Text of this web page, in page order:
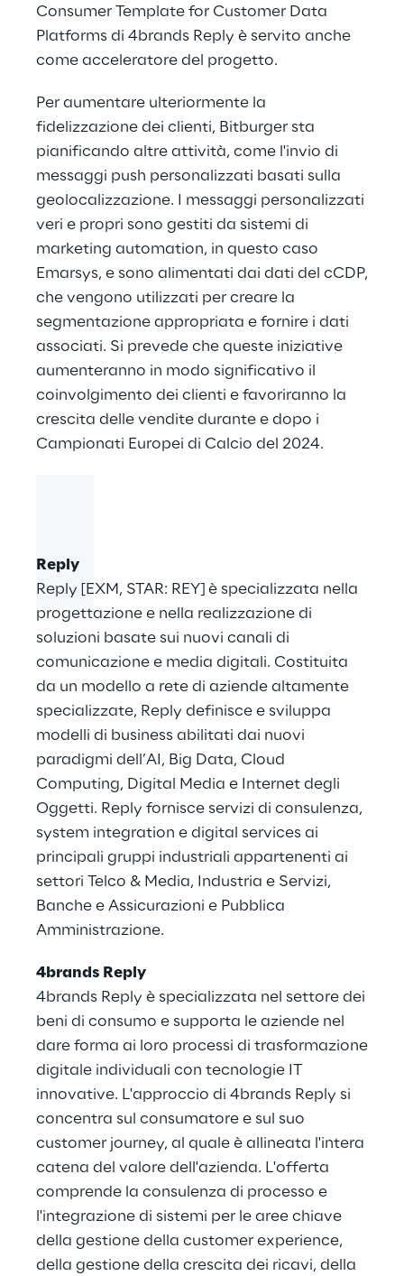
Consumer Template for Customer Data
Platforms di 4brands Reply è servito anche
come acceleratore del progetto.
Per aumentare ulteriormente la
fidelizzazione dei clienti, Bitburger sta
pianificando altre attività, come l'invio di
messaggi push personalizzati basati sulla
geolocalizzazione. I messaggi personalizzati
veri e propri sono gestiti da sistemi di
marketing automation, in questo caso
Emarsys, e sono alimentati dai dati del cCDP,
che vengono utilizzati per creare la
segmentazione appropriata e fornire i dati
associati. Si prevede che queste iniziative
aumenteranno in modo significativo il
coinvolgimento dei clienti e favoriranno la
crescita delle vendite durante e dopo i
Campionati Europei di Calcio del 2024.
Reply
Reply [EXM, STAR: REY] è specializzata nella
progettazione e nella realizzazione di
soluzioni basate sui nuovi canali di
comunicazione e media digitali. Costituita
da un modello a rete di aziende altamente
specializzate, Reply definisce e sviluppa
modelli di business abilitati dai nuovi
paradigmi dell’AI, Big Data, Cloud
Computing, Digital Media e Internet degli
Oggetti. Reply fornisce servizi di consulenza,
system integration e digital services ai
principali gruppi industriali appartenenti ai
settori Telco & Media, Industria e Servizi,
Banche e Assicurazioni e Pubblica
Amministrazione.
4brands Reply
4brands Reply è specializzata nel settore dei
beni di consumo e supporta le aziende nel
dare forma ai loro processi di trasformazione
digitale individuali con tecnologie IT
innovative. L'approccio di 4brands Reply si
concentra sul consumatore e sul suo
customer journey, al quale è allineata l'intera
catena del valore dell'azienda. L'offerta
comprende la consulenza di processo e
l'integrazione di sistemi per le aree chiave
della gestione della customer experience,
della gestione della crescita dei ricavi, della